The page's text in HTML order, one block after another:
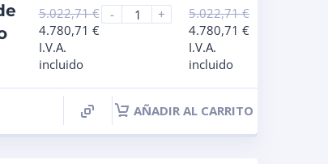
5.022,71€
4.780,71 €
I.V.A.
incluido
-
+
5.022,71€
4.780,71€
I.V.A.
incluido
AÑADIR AL CARRITO